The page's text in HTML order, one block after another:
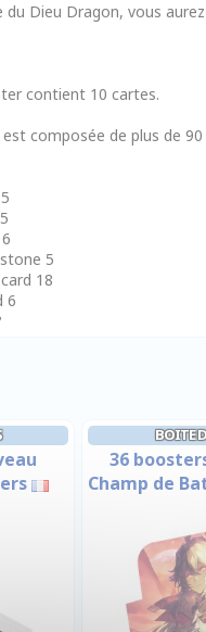
du Dieu Dragon, vous
contient 10 cartes.
composée de plus de
5
18
6
BOITE
36
Champ de